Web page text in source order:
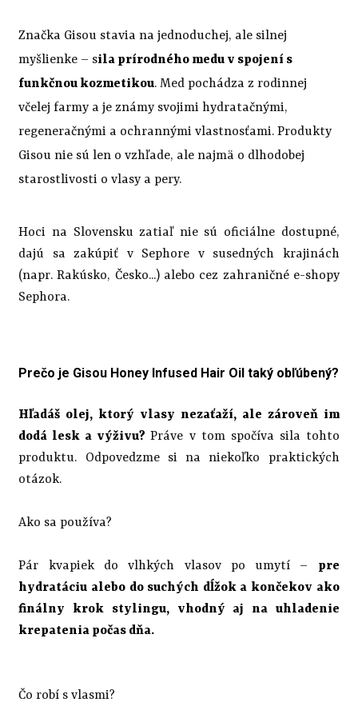
Značka Gisou stavia na jednoduchej, ale silnej
myšlienke – sila prírodného medu v spojení s
funkčnou kozmetikou. Med pochádza z rodinnej
včelej farmy a je známy svojimi hydratačnými,
regeneračnými a ochrannými vlastnosťami. Produkty
Gisou nie sú len o vzhľade, ale najmä o dlhodobej
starostlivosti o vlasy a pery.
Hoci na Slovensku zatiaľ nie sú oficiálne dostupné,
dajú sa zakúpiť v Sephore v susedných krajinách
(napr. Rakúsko, Česko...) alebo cez zahraničné e-shopy
Sephora.
Prečo je Gisou Honey Infused Hair Oil taký obľúbený?
Hľadáš olej, ktorý vlasy nezaťaží, ale zároveň im
dodá lesk a výživu?Práve v tom spočíva sila tohto
produktu. Odpovedzme si na niekoľko praktických
otázok.
Ako sa používa?
Pár kvapiek do vlhkých vlasov po umytí – pre
hydratáciu alebo do suchých dĺžok a končekov ako
finálny krok stylingu, vhodný aj na uhladenie
krepatenia počas dňa.
Čo robí s vlasmi?